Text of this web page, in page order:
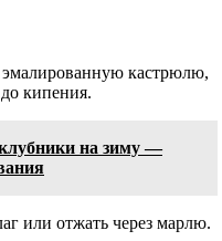
кастрюлю,
кипения.
на зиму —
или отжать через марлю.